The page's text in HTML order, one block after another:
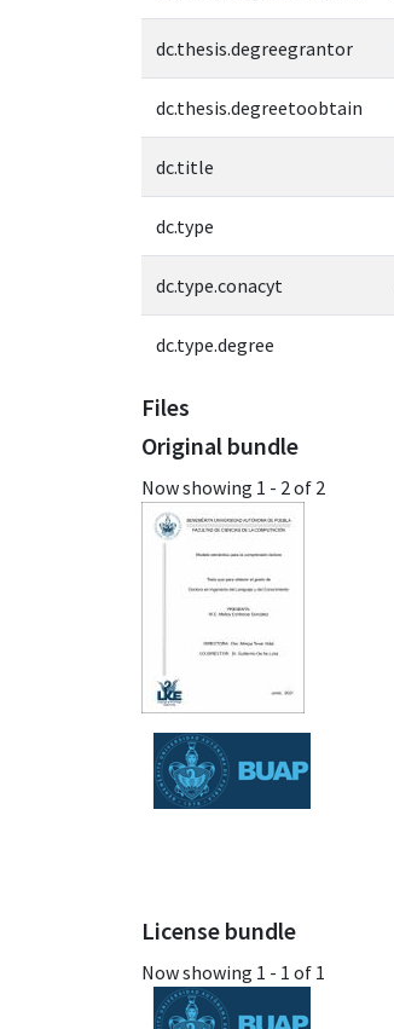
dc.thesis.degreegrantor
dc.thesis.degreetoobtain
dc.title
dc.type
dc.type.conacyt
dc.type.degree
Files
Original bundle
Now showing 1 - 2 of 2
License bundle
Now showing 1 - 1 of 1